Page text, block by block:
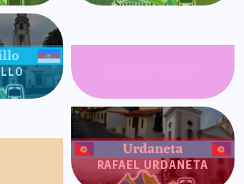
RAFAEL URDANETA